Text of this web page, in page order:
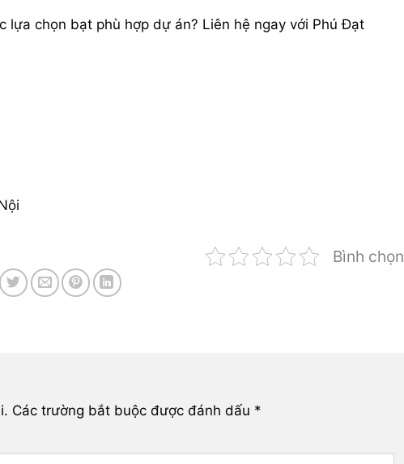
lựa chọn bạt phù hợp dự án? Liên hệ ngay với Phú Đạt
Bình chọn
Các trường bắt buộc được đánh dấu *